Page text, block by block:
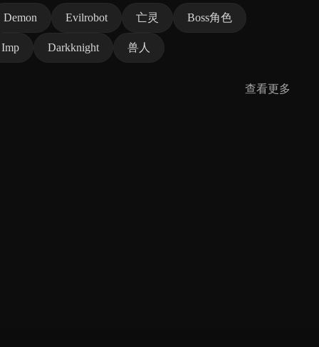
Demon Evilrobot 亡灵 Boss角色
Imp Darkknight 兽人
查看更多